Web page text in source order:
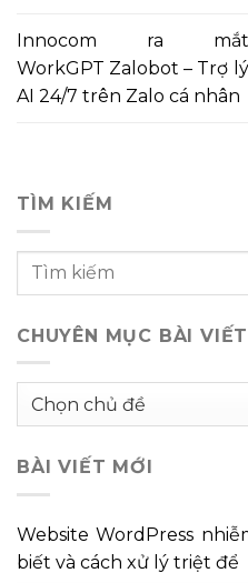
Innocom ra mắt
WorkGPT Zalobot – Trợ lý
AI 24/7 trên Zalo cá nhân
TÌM KIẾM
CHUYÊN MỤC BÀI VIẾT
Chuyên
viết
BÀI VIẾT MỚI
Website WordPress
biết và cách xử lý triệt để